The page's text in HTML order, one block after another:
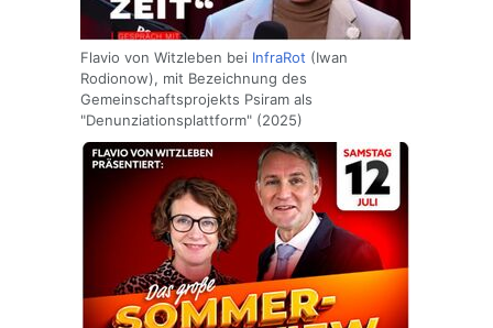
Flavio von Witzleben bei InfraRot (Iwan
Rodionow), mit Bezeichnung des
Gemeinschaftsprojekts Psiram als
"Denunziationsplattform" (2025)